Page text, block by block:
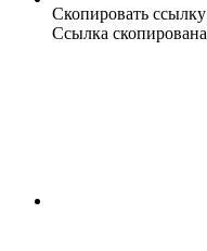
Скопировать ссылку
Ссылка скопирована